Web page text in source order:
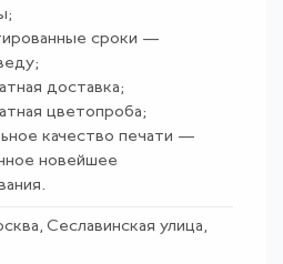
сроки —
доставка;
цветопроба;
качество печати —
новейшее
Сеславинская улица,